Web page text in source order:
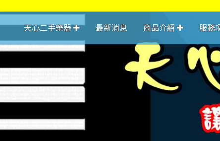
天心二手樂器 最新消息 商品介紹 服務